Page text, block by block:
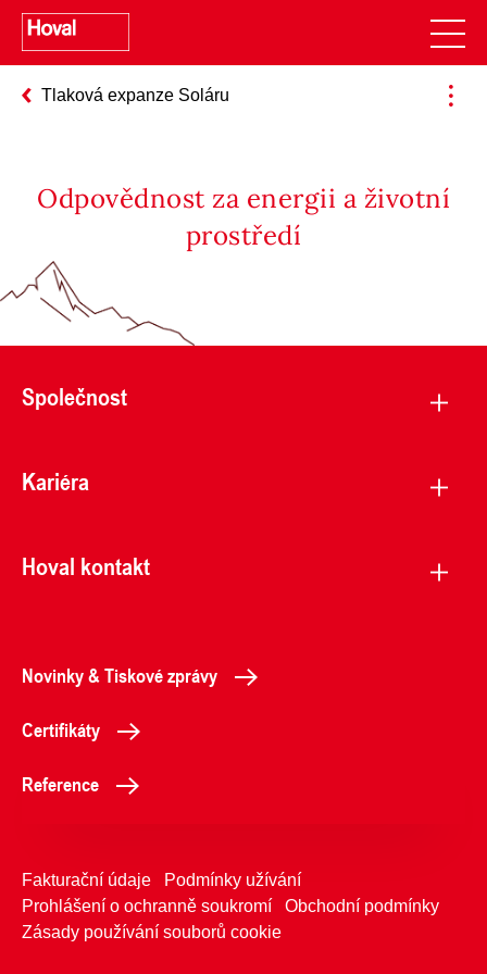
Tlaková expanze Soláru
Odpovědnost za energii a životní
prostředí
Společnost
Kariéra
Hoval kontakt
Novinky & Tiskové zprávy
Certifikáty
Reference
Fakturační údaje
Podmínky užívání
Prohlášení o ochranně soukromí
Obchodní podmínky
Zásady používání souborů cookie